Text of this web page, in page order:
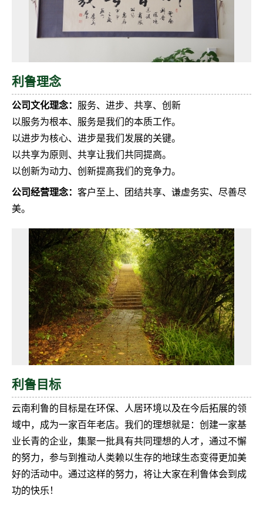
利鲁理念
公司文化理念： 服务、进步、共享、创新
以服务为根本、服务是我们的本质工作。
以进步为核心、进步是我们发展的关键。
以共享为原则、共享让我们共同提高。
以创新为动力、创新提高我们的竞争力。
公司经营理念： 客户至上、团结共享、谦虚务实、尽善尽
美。
利鲁目标
云南利鲁的目标是在环保、人居环境以及在今后拓展的领
域中，成为一家百年老店。我们的理想就是：创建一家基
业长青的企业，集聚一批具有共同理想的人才，通过不懈
的努力，参与到推动人类赖以生存的地球生态变得更加美
好的活动中。通过这样的努力，将让大家在利鲁体会到成
功的快乐！